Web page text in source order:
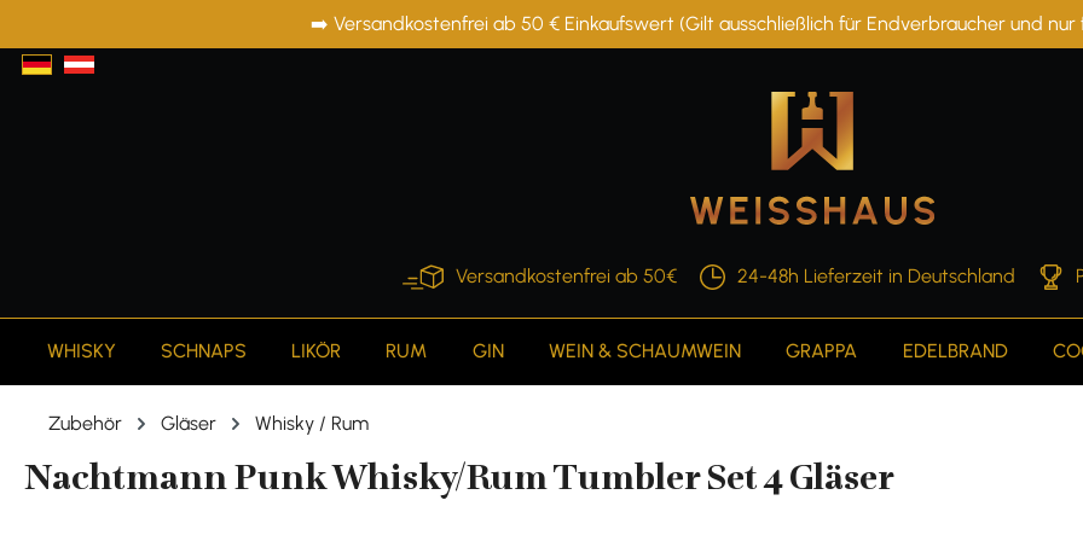
Zur Hauptnavigation springen➡️ Versandkostenfrei ab 50 € Einkaufswert (Gilt ausschließlich für Endverbraucher und
Versandkostenfrei ab 50€ 24-48h Lieferzeit in Deutschland
WHISKY SCHNAPS LIKÖR RUM GIN WEIN & SCHAUMWEIN GRAPPA EDELBRAND
Zubehör Gläser Whisky / Rum
Nachtmann Punk Whisky/Rum Tumbler Set 4 Gläser